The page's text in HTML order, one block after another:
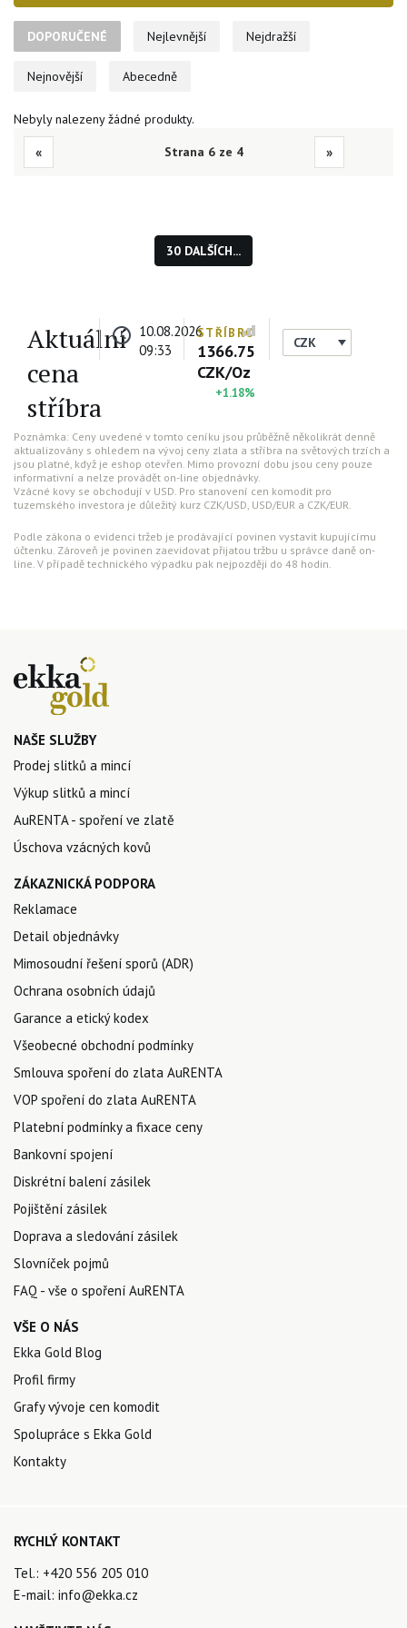
kovů. Mezi experty panuje přesvědčení o relativním
dlouhodobém podhodnocení stříbra v jeho ceně vůči zlatu.
DOPORUČENÉ Nejlevnější Nejdražší
Nejnovější Abecedně
Nebyly nalezeny žádné produkty.
« Strana 6 ze 4 »
30 DALŠÍCH...
Aktuální
cena
stříbra
10.08.2026
09:33
STŘÍBRO
1366.75
CZK/Oz
+1.18%
CZK
Poznámka: Ceny uvedené v tomto ceníku jsou průběžně několikrát denně
aktualizovány s ohledem na vývoj ceny zlata a stříbra na světových trzích a
jsou platné, když je eshop otevřen. Mimo provozní dobu jsou ceny pouze
informativní a nelze provádět on-line objednávky.
Vzácné kovy se obchodují v USD. Pro stanovení cen komodit pro
tuzemského investora je důležitý kurz CZK/USD, USD/EUR a CZK/EUR.
Podle zákona o evidenci tržeb je prodávající povinen vystavit kupujícímu
účtenku. Zároveň je povinen zaevidovat přijatou tržbu u správce daně on-
line. V případě technického výpadku pak nejpozději do 48 hodin.
NAŠE SLUŽBY
Prodej slitků a mincí
Výkup slitků a mincí
AuRENTA - spoření ve zlatě
Úschova vzácných kovů
ZÁKAZNICKÁ PODPORA
Reklamace
Detail objednávky
Mimosoudní řešení sporů (ADR)
Ochrana osobních údajů
Garance a etický kodex
Všeobecné obchodní podmínky
Smlouva spoření do zlata AuRENTA
VOP spoření do zlata AuRENTA
Platební podmínky a fixace ceny
Bankovní spojení
Diskrétní balení zásilek
Pojištění zásilek
Doprava a sledování zásilek
Slovníček pojmů
FAQ - vše o spoření AuRENTA
VŠE O NÁS
Ekka Gold Blog
Profil firmy
Grafy vývoje cen komodit
Spolupráce s Ekka Gold
Kontakty
RYCHLÝ KONTAKT
Tel.: +420 556 205 010
E-mail: info@ekka.cz